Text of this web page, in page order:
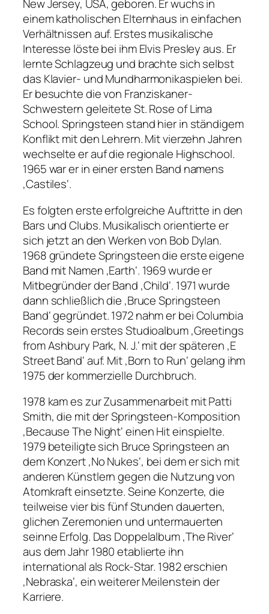
New Jersey, USA, geboren. Er wuchs in
einem katholischen Elternhaus in einfachen
Verhältnissen auf. Erstes musikalische
Interesse löste bei ihm Elvis Presley aus. Er
lernte Schlagzeug und brachte sich selbst
das Klavier- und Mundharmonikaspielen bei.
Er besuchte die von Franziskaner-
Schwestern geleitete St. Rose of Lima
School. Springsteen stand hier in ständigem
Konflikt mit den Lehrern. Mit vierzehn Jahren
wechselte er auf die regionale Highschool.
1965 war er in einer ersten Band namens
‚Castiles‘.
Es folgten erste erfolgreiche Auftritte in den
Bars und Clubs. Musikalisch orientierte er
sich jetzt an den Werken von Bob Dylan.
1968 gründete Springsteen die erste eigene
Band mit Namen ‚Earth‘. 1969 wurde er
Mitbegründer der Band ‚Child‘. 1971 wurde
dann schließlich die ‚Bruce Springsteen
Band‘ gegründet. 1972 nahm er bei Columbia
Records sein erstes Studioalbum ‚Greetings
from Ashbury Park, N. J.‘ mit der späteren ‚E
Street Band‘ auf. Mit ‚Born to Run‘ gelang ihm
1975 der kommerzielle Durchbruch.
1978 kam es zur Zusammenarbeit mit Patti
Smith, die mit der Springsteen-Komposition
‚Because The Night‘ einen Hit einspielte.
1979 beteiligte sich Bruce Springsteen an
dem Konzert ‚No Nukes‘, bei dem er sich mit
anderen Künstlern gegen die Nutzung von
Atomkraft einsetzte. Seine Konzerte, die
teilweise vier bis fünf Stunden dauerten,
glichen Zeremonien und untermauerten
seinne Erfolg. Das Doppelalbum ‚The River‘
aus dem Jahr 1980 etablierte ihn
international als Rock-Star. 1982 erschien
‚Nebraska‘, ein weiterer Meilenstein der
Karriere.